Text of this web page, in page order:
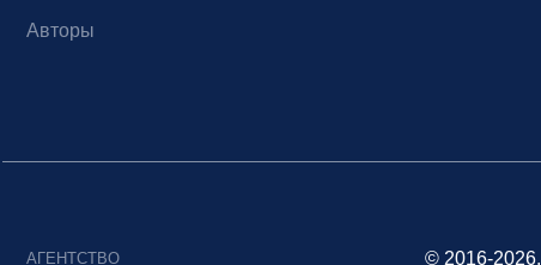
Авторы
АГЕНТСТВО © 2016-